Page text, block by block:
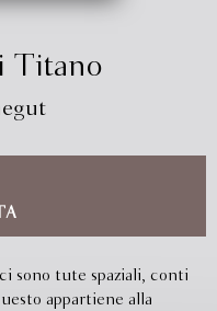
Titano
sono tute spaziali, conti
appartiene alla